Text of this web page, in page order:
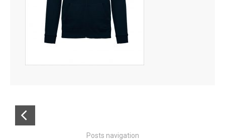
Posts navigation